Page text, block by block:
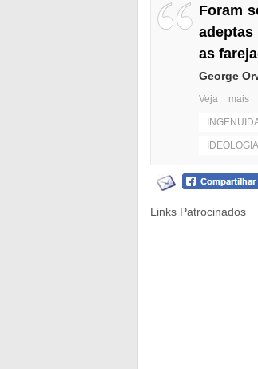
Foram
as
George
Veja mais
IDEOLOGIA
Links Patrocinados